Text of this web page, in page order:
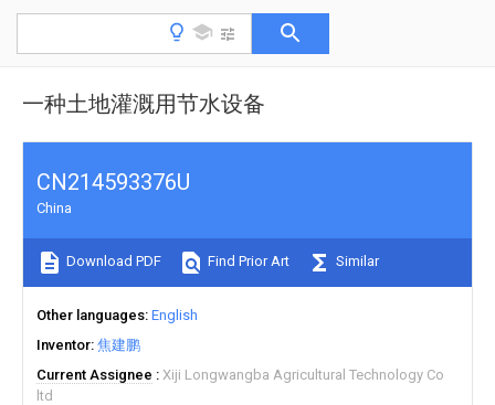
一种土地灌溉用节水设备
CN214593376U
China
Download PDF Find Prior Art Similar
Other languages English
Inventor 焦建鹏
Current Assignee
Xiji Longwangba Agricultural Technology Co
ltd